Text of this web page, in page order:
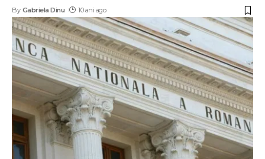
By Gabriela Dinu 10 ani ago